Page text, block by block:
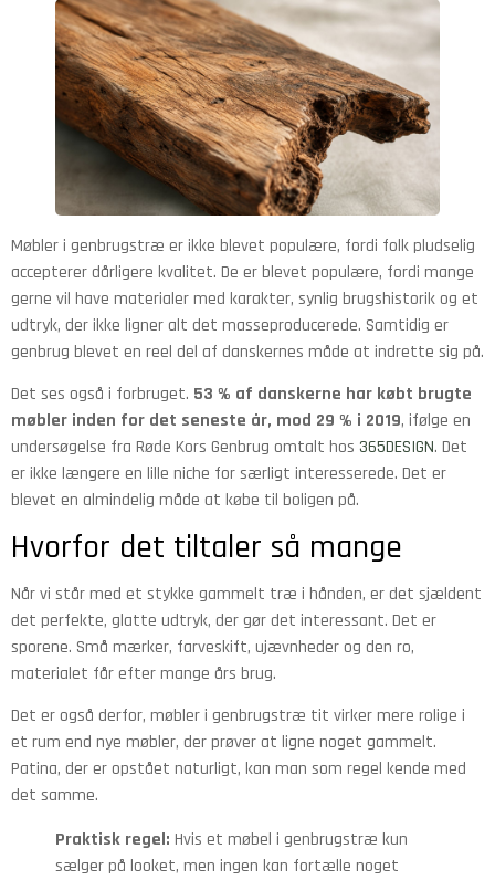
Møbler i genbrugstræ er ikke blevet populære, fordi folk pludselig
accepterer dårligere kvalitet. De er blevet populære, fordi mange
gerne vil have materialer med karakter, synlig brugshistorik og et
udtryk, der ikke ligner alt det masseproducerede. Samtidig er
genbrug blevet en reel del af danskernes måde at indrette sig på.
Det ses også i forbruget. 53 % af danskerne har købt brugte
møbler inden for det seneste år, mod 29 % i 2019, ifølge en
undersøgelse fra Røde Kors Genbrug omtalt hos 365DESIGN. Det
er ikke længere en lille niche for særligt interesserede. Det er
blevet en almindelig måde at købe til boligen på.
Hvorfor det tiltaler så mange
Når vi står med et stykke gammelt træ i hånden, er det sjældent
det perfekte, glatte udtryk, der gør det interessant. Det er
sporene. Små mærker, farveskift, ujævnheder og den ro,
materialet får efter mange års brug.
Det er også derfor, møbler i genbrugstræ tit virker mere rolige i
et rum end nye møbler, der prøver at ligne noget gammelt.
Patina, der er opstået naturligt, kan man som regel kende med
det samme.
Praktisk regel: Hvis et møbel i genbrugstræ kun
sælger på looket, men ingen kan fortælle noget